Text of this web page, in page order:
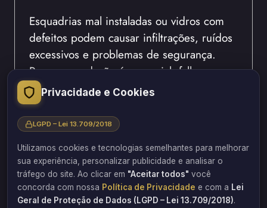
Esquadrias mal instaladas ou vidros com
defeitos podem causar infiltrações, ruídos
excessivos e problemas de segurança.
Porque a vedação é essencial, falhas
nesses elementos são consideradas vícios.
Esquadrias Mal Vedadas: Entradas de
água e vento
Vidros com Defeitos: Rachaduras ou
trincas que comprometem a
segurança
Dificuldade de Abertura: Portas e
Privacidade e Cookies
LGPD – Lei 13.709/2018
Utilizamos cookies e tecnologias semelhantes para melhorar
sua experiência, personalizar publicidade e analisar o
tráfego do site. Ao clicar em "Aceitar todos" você
concorda com nossa Política de Privacidade e com a Lei
Geral de Proteção de Dados (LGPD – Lei 13.709/2018).